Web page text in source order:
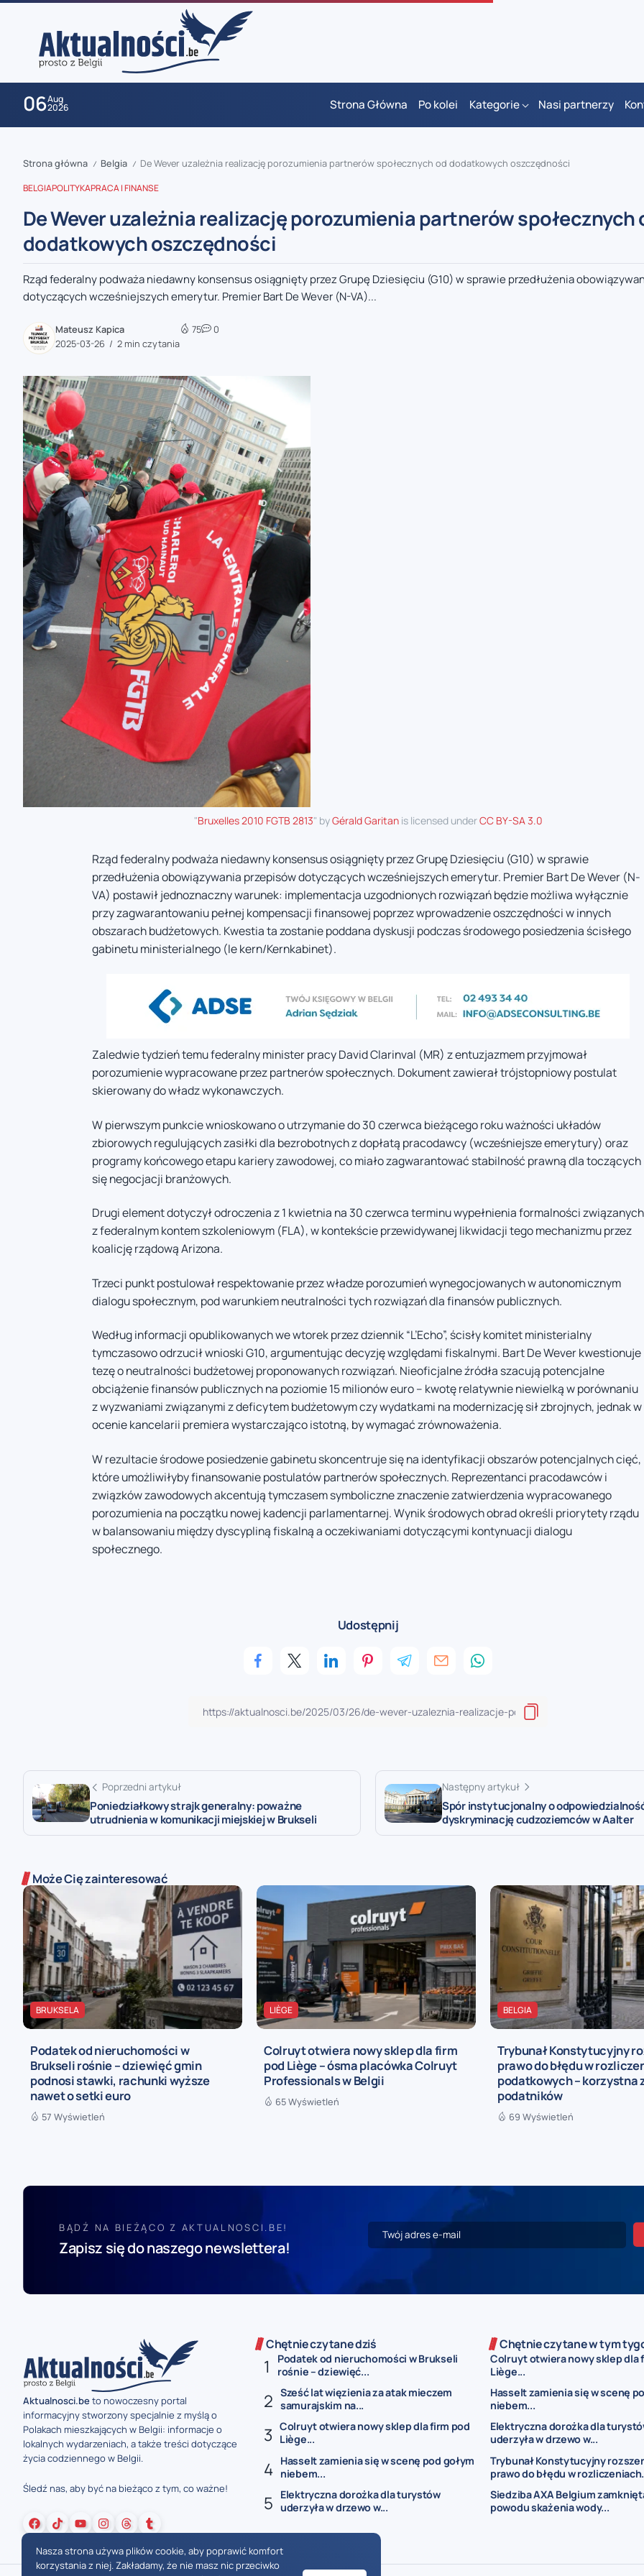
06Aug
2026 Strona Główna Po kolei Kategorie Nasi partnerzy
zaobserwuj nas
zaobserwuj nas
zaobserwuj nas
zaobserwuj nas
zaobserwuj nas
Strona główna / Belgia / De Wever uzależnia realizację porozumienia partnerów społecznych od dodatkowych oszczędności
BELGIAPOLITYKAPRACA I FINANSE
De Wever uzależnia realizację porozumienia partnerów społecznych
dodatkowych oszczędności
Rząd federalny podważa niedawny konsensus osiągnięty przez Grupę Dziesięciu (G10) w sprawie przedłużenia
dotyczących wcześniejszych emerytur. Premier Bart De Wever (N-VA)...
Mateusz Kapica
2025-03-26
2 min czytania
75 0
"Bruxelles 2010 FGTB 2813" byGérald Garitanis licensed underCC BY-SA 3.0
Rząd federalny podważa niedawny konsensus osiągnięty przez Grupę Dziesięciu (G10) w sprawie
przedłużenia obowiązywania przepisów dotyczących wcześniejszych emerytur. Premier Bart De Wever (N-
VA) postawił jednoznaczny warunek: implementacja uzgodnionych rozwiązań będzie możliwa wyłącznie
przy zagwarantowaniu pełnej kompensacji finansowej poprzez wprowadzenie oszczędności w innych
obszarach budżetowych. Kwestia ta zostanie poddana dyskusji podczas środowego posiedzenia ścisłego
gabinetu ministerialnego (le kern/Kernkabinet).
Zaledwie tydzień temu federalny minister pracy David Clarinval (MR) z entuzjazmem przyjmował
porozumienie wypracowane przez partnerów społecznych. Dokument zawierał trójstopniowy postulat
skierowany do władz wykonawczych.
W pierwszym punkcie wnioskowano o utrzymanie do 30 czerwca bieżącego roku ważności układów
zbiorowych regulujących zasiłki dla bezrobotnych z dopłatą pracodawcy (wcześniejsze emerytury) oraz
programy końcowego etapu kariery zawodowej, co miało zagwarantować stabilność prawną dla toczących
się negocjacji branżowych.
Drugi element dotyczył odroczenia z 1 kwietnia na 30 czerwca terminu wypełnienia formalności związanych
z federalnym kontem szkoleniowym (FLA), w kontekście przewidywanej likwidacji tego mechanizmu przez
koalicję rządową Arizona.
Trzeci punkt postulował respektowanie przez władze porozumień wynegocjowanych w autonomicznym
dialogu społecznym, pod warunkiem neutralności tych rozwiązań dla finansów publicznych.
Według informacji opublikowanych we wtorek przez dziennik “L’Echo”, ścisły komitet ministerialny
tymczasowo odrzucił wnioski G10, argumentując decyzję względami fiskalnymi. Bart De Wever kwestionuje
tezę o neutralności budżetowej proponowanych rozwiązań. Nieoficjalne źródła szacują potencjalne
obciążenie finansów publicznych na poziomie 15 milionów euro – kwotę relatywnie niewielką w porównaniu
z wyzwaniami związanymi z deficytem budżetowym czy wydatkami na modernizację sił zbrojnych, jednak w
ocenie kancelarii premiera wystarczająco istotną, by wymagać zrównoważenia.
W rezultacie środowe posiedzenie gabinetu skoncentruje się na identyfikacji obszarów potencjalnych cięć,
które umożliwiłyby finansowanie postulatów partnerów społecznych. Reprezentanci pracodawców i
związków zawodowych akcentują tymczasem symboliczne znaczenie zatwierdzenia wypracowanego
porozumienia na początku nowej kadencji parlamentarnej. Wynik środowych obrad określi priorytety rządu
w balansowaniu między dyscypliną fiskalną a oczekiwaniami dotyczącymi kontynuacji dialogu
społecznego.
Udostępnij
Poprzedni artykuł
Poniedziałkowy strajk generalny: poważne
utrudnienia w komunikacji miejskiej w Brukseli
Następny artykuł
Spór instytucjonalny o
dyskryminację cudzoziemców w Aalter
Może Cię zainteresować
BRUKSELA
Podatek od nieruchomości w
Brukseli rośnie – dziewięć gmin
podnosi stawki, rachunki wyższe
nawet o setki euro
57 Wyświetleń
LIÈGE
Colruyt otwiera nowy sklep dla firm
pod Liège – ósma placówka Colruyt
Professionals w Belgii
65 Wyświetleń
BELGIA
Trybunał Konstytucyjny
prawo do błędu w
podatkowych – korzystna
podatników
69 Wyświetleń
BĄDŹ NA BIEŻĄCO Z AKTUALNOSCI.BE!
Zapisz się do naszego newslettera!
Aktualnosci.beto nowoczesny portal
informacyjny stworzony specjalnie z myślą o
Polakach mieszkających w Belgii: informacje o
lokalnych wydarzeniach, a także treści dotyczące
życia codziennego w Belgii.
Śledź nas, aby być na bieżąco z tym, co ważne!
Chętnie czytane dziś
Podatek od nieruchomości w Brukseli
rośnie – dziewięć...
Sześć lat więzienia za atak mieczem
samurajskim na...
Colruyt otwiera nowy sklep dla firm pod
Liège...
Hasselt zamienia się w scenę pod gołym
niebem...
Elektryczna dorożka dla turystów
uderzyła w drzewo w...
Chętnie czytane w tym
Colruyt otwiera nowy sklep dla
Liège...
Hasselt zamienia się w scenę
niebem...
Elektryczna dorożka dla
uderzyła w drzewo w...
Trybunał Konstytucyjny
prawo do błędu w
Siedziba AXA Belgium
powodu skażenia wody...
Nasza strona używa plików cookie, aby poprawić komfort
korzystania z niej. Zakładamy, że nie masz nic przeciwko